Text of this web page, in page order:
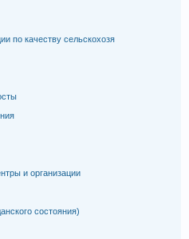
по качеству сельскохозя
и организации
состояния)